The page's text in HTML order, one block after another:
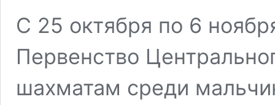
С 25 октября по 6
Первенство
шахматам среди